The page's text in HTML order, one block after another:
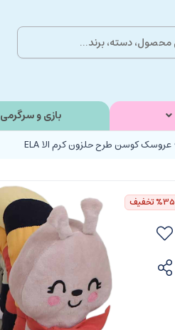
بازی و سرگرمی
عروسک کوسن طرح حلزون کرم الا ELA
%35تخفیف